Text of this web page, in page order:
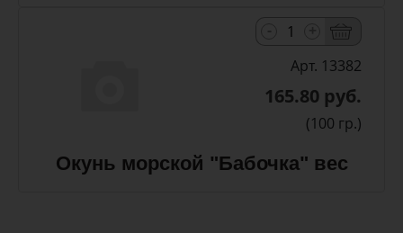
Арт. 13382
165.80 руб.
(100 гр.)
Окунь морской "Бабочка" вес